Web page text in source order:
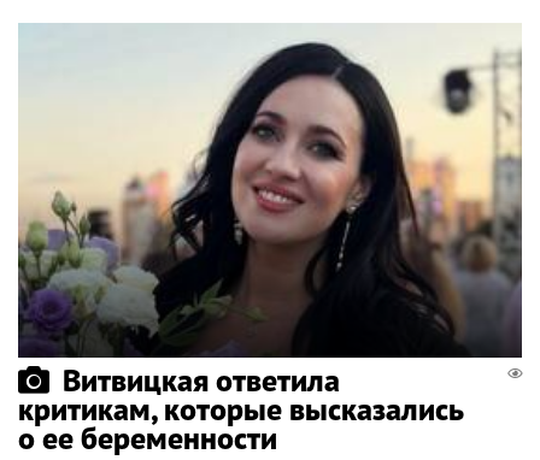
Витвицкая ответила
критикам, которые высказались
о ее беременности